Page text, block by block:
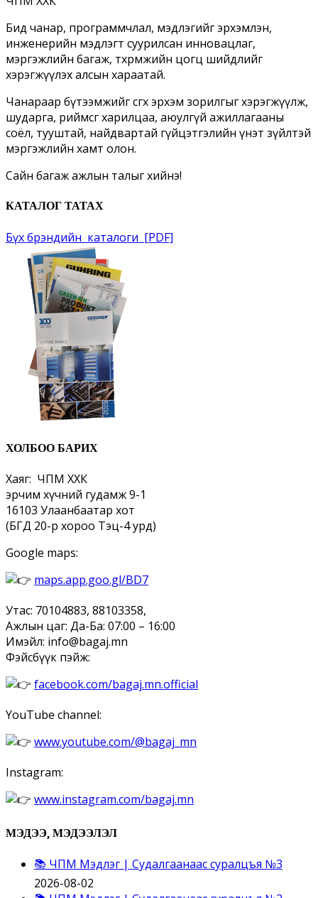
Бид чанар, программчлал, мэдлэгийг эрхэмлэн,
инженерийн мэдлэгт суурилсан инновацлаг,
мэргэжлийн багаж, төхөөрөмжийн цогц шийдлийг
хэрэгжүүлэх алсын хараатай.
Чанараар бүтээмжийг өсгөх эрхэм зорилгыг хэрэгжүүлж,
шударга, өөриймсөг харилцаа, аюулгүй ажиллагааны
соёл, тууштай, найдвартай гүйцэтгэлийн үнэт зүйлтэй
мэргэжлийн хамт олон.
Сайн багаж ажлын талыг хийнэ!
КАТАЛОГ ТАТАХ
Бүх брэндийн каталоги [PDF]
ХОЛБОО БАРИХ
Хаяг: ЧПМ ХХК
эрчим хүчний гудамж 9-1
16103 Улаанбаатар хот
(БГД 20-р хороо Тэц-4 урд)
Google maps:
maps.app.goo.gl/BD7
Утас: 70104883, 88103358,
Ажлын цаг: Да-Ба: 07:00 – 16:00
Имэйл: info@bagaj.mn
Фэйсбүүк пэйж:
facebook.com/bagaj.mn.official
YouTube channel:
www.youtube.com/@bagaj_mn
Instagram:
www.instagram.com/bagaj.mn
МЭДЭЭ, МЭДЭЭЛЭЛ
📚 ЧПМ Мэдлэг | Судалгаанаас суралцъя №3
2026-08-02